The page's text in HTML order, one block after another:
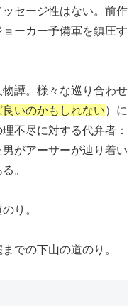
セージ性はない。前作
ーカー予備軍を鎮圧す
譚。様々な巡り合わせ
いのかもしれない）に
不尽に対する代弁者：
がアーサーが辿り着い
。
り。
での下山の道のり。